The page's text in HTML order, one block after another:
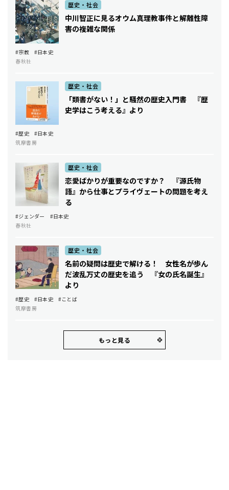
歴史・社会
中川智正に見るオウム真理教事件と解離性障
害の複雑な関係
#宗教
#日本史
春秋社
歴史・社会
「類書がない！」と騒然の歴史入門書 ――『歴
史学はこう考える』より
#歴史
#日本史
筑摩書房
歴史・社会
恋愛ばかりが重要なのですか？ 『源氏物
語』から仕事とプライヴェートの問題を考え
る
#ジェンダー
#日本史
春秋社
歴史・社会
名前の疑問は歴史で解ける！ 女性名が歩ん
だ波乱万丈の歴史を追う ――『女の氏名誕生』
より
#歴史 #日本史
#ことば
筑摩書房
もっと見る